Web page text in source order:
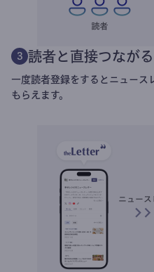
3 読者と直接つながる
一度読者登録をするとニュース
もらえます。